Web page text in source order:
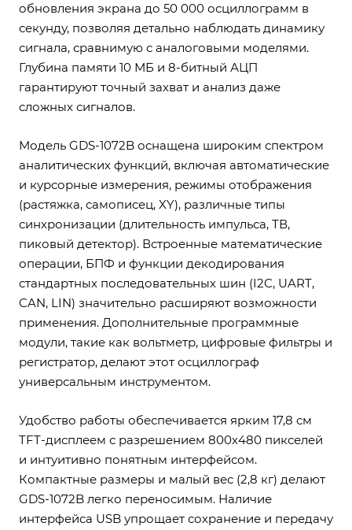
обновления экрана до 50 000 осциллограмм в
секунду, позволяя детально наблюдать динамику
сигнала, сравнимую с аналоговыми моделями.
Глубина памяти 10 МБ и 8-битный АЦП
гарантируют точный захват и анализ даже
сложных сигналов.
Модель GDS-1072B оснащена широким спектром
аналитических функций, включая автоматические
и курсорные измерения, режимы отображения
(растяжка, самописец, XY), различные типы
синхронизации (длительность импульса, ТВ,
пиковый детектор). Встроенные математические
операции, БПФ и функции декодирования
стандартных последовательных шин (I2C, UART,
CAN, LIN) значительно расширяют возможности
применения. Дополнительные программные
модули, такие как вольтметр, цифровые фильтры и
регистратор, делают этот осциллограф
универсальным инструментом.
Удобство работы обеспечивается ярким 17,8 см
TFT-дисплеем с разрешением 800х480 пикселей
и интуитивно понятным интерфейсом.
Компактные размеры и малый вес (2,8 кг) делают
GDS-1072B легко переносимым. Наличие
интерфейса USB упрощает сохранение и передачу